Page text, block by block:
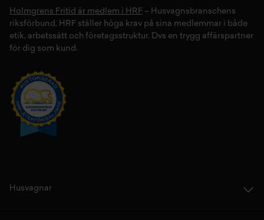
Holmgrens Fritid är medlem i HRF – Husvagnsbranschens
riksförbund, HRF ställer höga krav på sina medlemmar i både
etik, arbetssätt och företagsstruktur. Dvs en trygg affärspartner
för dig som kund.
Husvagnar